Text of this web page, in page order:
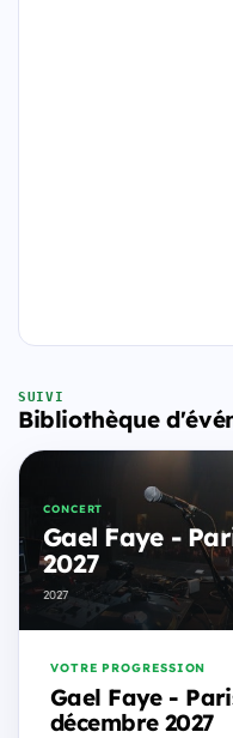
SUIVI
Bibliothèque
CONCERT
Gael Faye -
2027
2027
VOTRE PROGRESSION
Gael Faye -
décembre 2027